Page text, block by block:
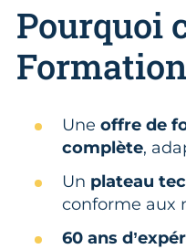
Pourquoi
Une offre de
complète,
Un plateau
conforme aux
60 ans